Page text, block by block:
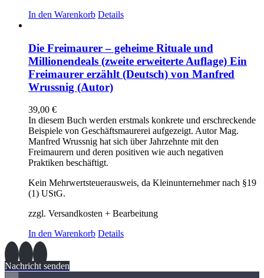
In den Warenkorb Details
Die Freimaurer – geheime Rituale und
Millionendeals (zweite erweiterte Auflage) Ein
Freimaurer erzählt (Deutsch) von Manfred
Wrussnig (Autor)
39,00 €
In diesem Buch werden erstmals konkrete und erschreckende
Beispiele von Geschäftsmaurerei aufgezeigt. Autor Mag.
Manfred Wrussnig hat sich über Jahrzehnte mit den
Freimaurern und deren positiven wie auch negativen
Praktiken beschäftigt.
Kein Mehrwertsteuerausweis, da Kleinunternehmer nach §19
(1) UStG.
zzgl. Versandkosten + Bearbeitung
In den Warenkorb Details
Nachricht senden